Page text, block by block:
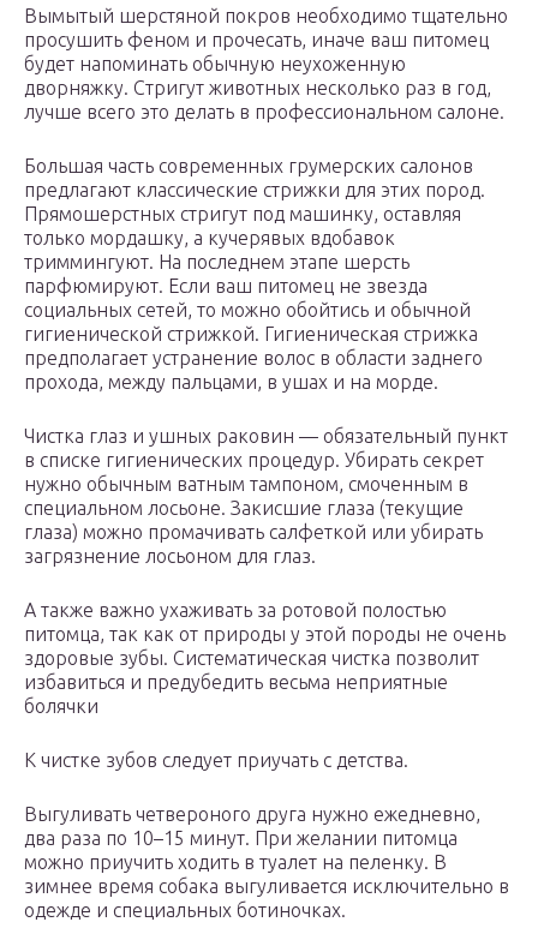
Вымытый шерстяной покров необходимо тщательно
просушить феном и прочесать, иначе ваш питомец
будет напоминать обычную неухоженную
дворняжку. Стригут животных несколько раз в год,
лучше всего это делать в профессиональном салоне.
Большая часть современных грумерских салонов
предлагают классические стрижки для этих пород.
Прямошерстных стригут под машинку, оставляя
только мордашку, а кучерявых вдобавок
триммингуют. На последнем этапе шерсть
парфюмируют. Если ваш питомец не звезда
социальных сетей, то можно обойтись и обычной
гигиенической стрижкой. Гигиеническая стрижка
предполагает устранение волос в области заднего
прохода, между пальцами, в ушах и на морде.
Чистка глаз и ушных раковин — обязательный пункт
в списке гигиенических процедур. Убирать секрет
нужно обычным ватным тампоном, смоченным в
специальном лосьоне. Закисшие глаза (текущие
глаза) можно промачивать салфеткой или убирать
загрязнение лосьоном для глаз.
А также важно ухаживать за ротовой полостью
питомца, так как от природы у этой породы не очень
здоровые зубы. Систематическая чистка позволит
избавиться и предубедить весьма неприятные
болячки
К чистке зубов следует приучать с детства.
Выгуливать четвероного друга нужно ежедневно,
два раза по 10–15 минут. При желании питомца
можно приучить ходить в туалет на пеленку. В
зимнее время собака выгуливается исключительно в
одежде и специальных ботиночках.